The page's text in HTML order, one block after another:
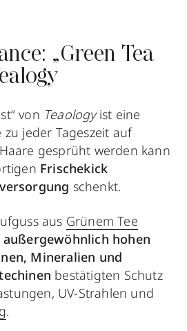
„Green Tea
von Teaologyist eine
zu jeder Tageszeit auf
gesprüht werden kann
Frischekick
schenkt.
aus Grünem Tee
außergewöhnlich hohen
Mineralien und
bestätigten Schutz
UV-Strahlen und
.